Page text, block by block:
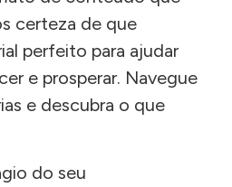
certeza de que
perfeito para ajudar
e prosperar. Navegue
e descubra o que
do seu